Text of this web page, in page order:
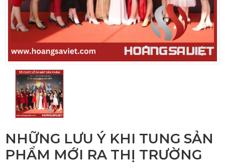
NHỮNG LƯU Ý KHI TUNG SẢN
PHẨM MỚI RA THỊ TRƯỜNG